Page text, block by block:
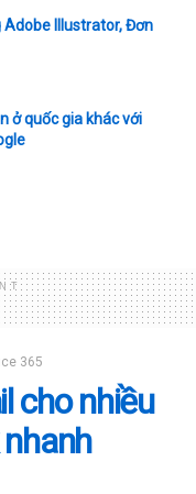
Adobe Illustrator, Đơn
ở quốc gia khác với
365
cho nhiều